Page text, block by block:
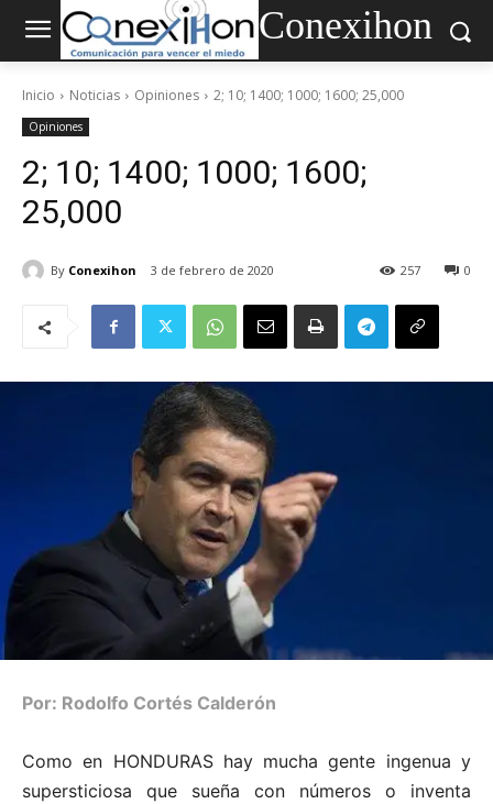
Conexihon
Inicio Noticias Opiniones 2; 10; 1400; 1000; 1600; 25,000
Opiniones
2; 10; 1400; 1000; 1600;
25,000
By Conexihon 3 de febrero de 2020 0
257
Por: Rodolfo Cortés Calderón
Como en HONDURAS hay mucha gente ingenua y
supersticiosa que sueña con números o inventa